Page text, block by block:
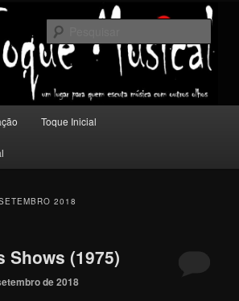
música com outros olhos.
Toque Inicial
2018
Shows (1975)
de 2018